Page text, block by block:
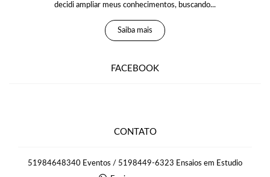
decidi ampliar meus conhecimentos, buscando...
Saiba mais
FACEBOOK
CONTATO
51984648340 Eventos / 5198449-6323 Ensaios em Estudio